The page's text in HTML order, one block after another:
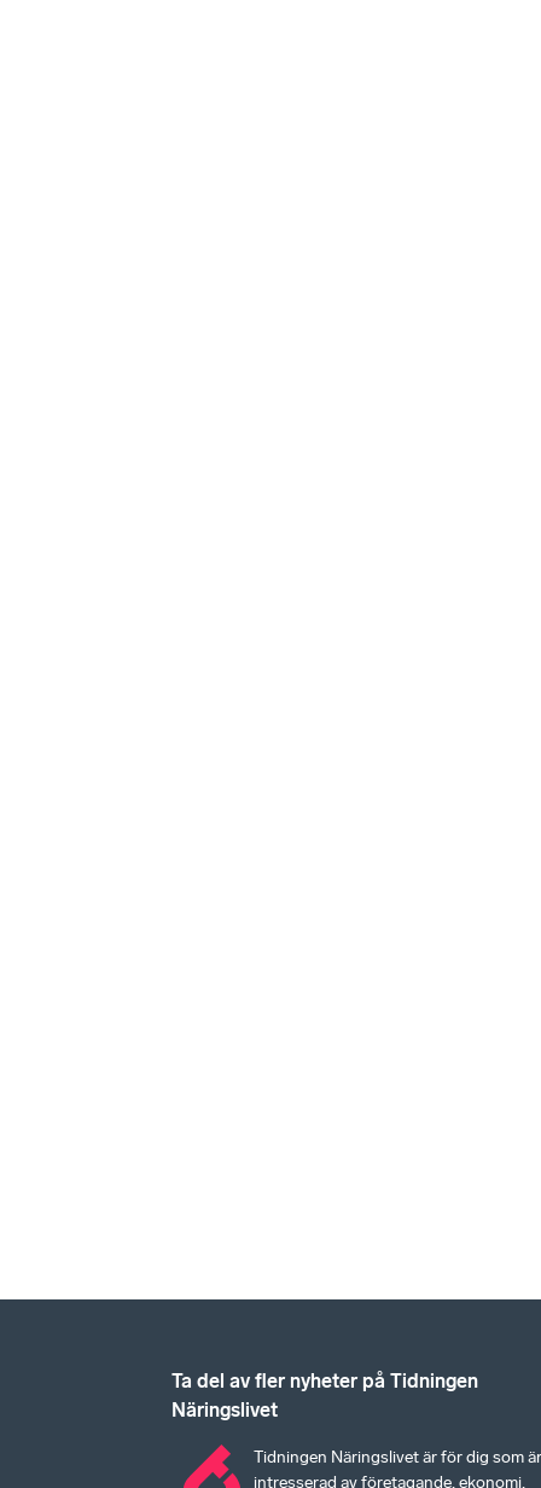
Ta del av fler nyheter på Tidningen
Näringslivet
Tidningen Näringslivet är för dig som är
intresserad av företagande, ekonomi,